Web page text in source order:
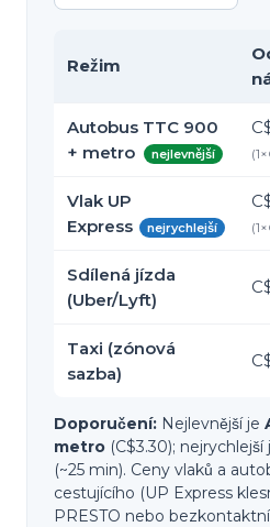
Režim
Autobus TTC 900
+ metro
nejlevnější (1×
Vlak UP
Express
nejrychlejší (1×
Sdílená jízda
(Uber/Lyft)
Taxi (zónová
sazba)
Doporučení: Nejlevnější je
metro (C$3.30); nejrychlejší
(~25 min). Ceny vlaků a
cestujícího (UP Express
PRESTO nebo